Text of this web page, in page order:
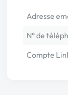
Adresse
N° de
Compte